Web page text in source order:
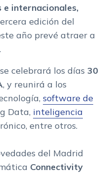
e internacionales,
edición del
año prevé atraer a
celebrará los días 30
, y reunirá a los
software de
Data, inteligencia
entre otros.
del Madrid
Connectivity